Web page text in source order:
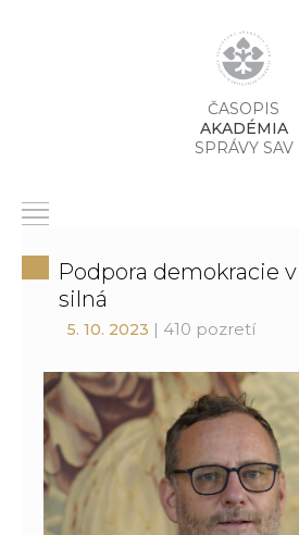
ČASOPIS
AKADÉMIA
SPRÁVY SAV
Podpora demokracie
silná
5. 10. 2023 | 410 pozretí